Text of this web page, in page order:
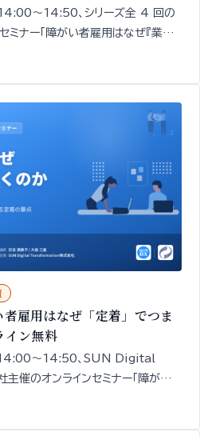
〜14:50、シリーズ全 4 回の
ナー「障がい者雇用はなぜ『業務』
採用・定着の次にくる「業務での戦
者雇用はなぜ「定着」でつま
ン無料
〜14:50、SUN Digital
のオンラインセミナー「障がい
くのか ─ 定着を支える 3 つの視